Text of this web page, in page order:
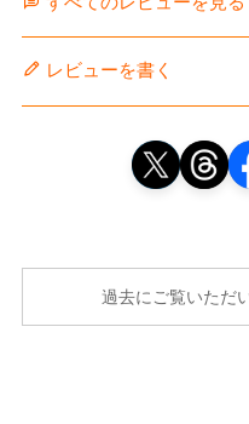
レビューを書く
過去にご覧いただ